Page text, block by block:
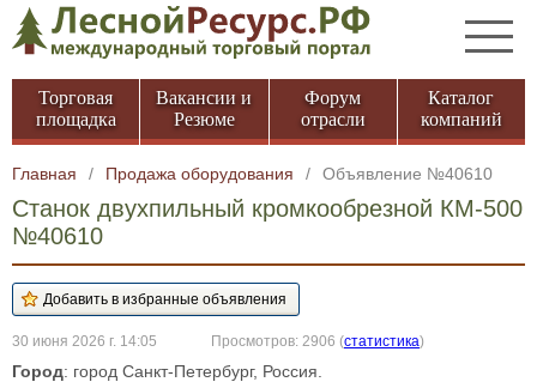
Торговая
площадка
Вакансии и
Резюме
Форум
отрасли
Каталог
компаний
Главная / Продажа оборудования / Объявление №40610
Станок двухпильный кромкообрезной КМ-500
№40610
30 июня 2026 г. 14:05 Просмотров: 2906 (статистика)
Город: город Санкт-Петербург, Россия.